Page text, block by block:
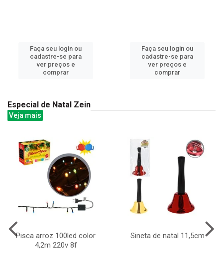
Faça seu login ou
cadastre-se para
ver preços e
comprar
Faça seu login ou
cadastre-se para
ver preços e
comprar
Especial de Natal Zein
Veja mais
Pisca arroz 100led color
4,2m 220v 8f
Sineta de natal 11,5cm